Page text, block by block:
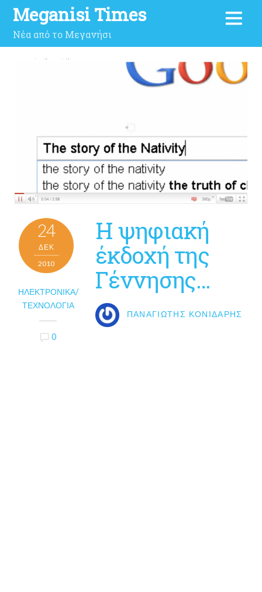
Meganisi Times
Νέα από το Μεγανήσι
24
ΔΕΚ
2010
ΗΛΕΚΤΡΟΝΙΚΆ/
ΤΕΧΝΟΛΟΓΊΑ
0
Η ψηφιακή
έκδοχή της
Γέννησης…
ΠΑΝΑΓΙΏΤΗΣ ΚΟΝΙΔΆΡΗΣ